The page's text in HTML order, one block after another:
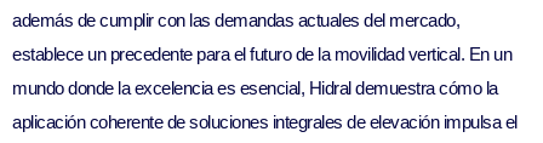
además de cumplir con las demandas actuales del mercado,
establece un precedente para el futuro de la movilidad vertical. En un
mundo donde la excelencia es esencial, Hidral demuestra cómo la
aplicación coherente de soluciones integrales de elevación impulsa el